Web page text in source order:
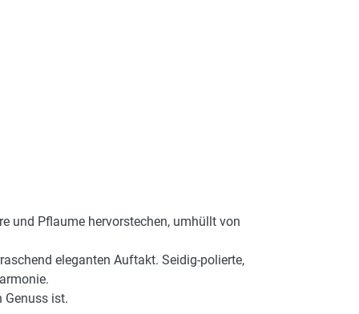
und Pflaume hervorstechen, umhüllt von
eleganten Auftakt. Seidig-polierte,
Genuss ist.